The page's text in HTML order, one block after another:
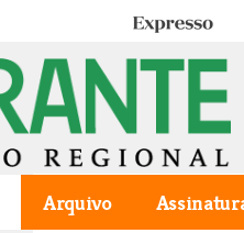
Expresso
Arquivo